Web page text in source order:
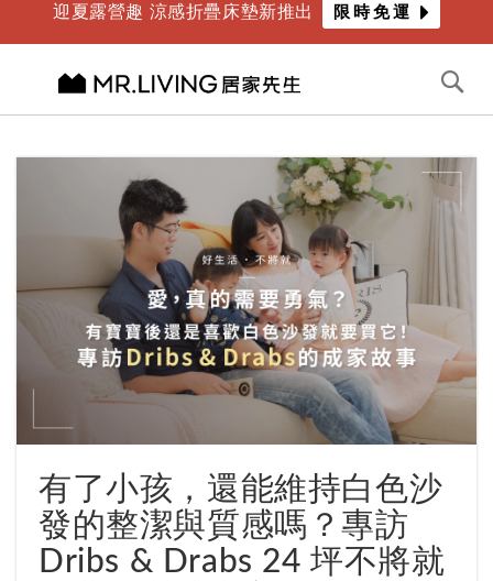
迎夏露營趣 涼感折疊床墊新推出 限時免運
有了小孩，還能維持白色沙
發的整潔與質感嗎？專訪
Dribs & Drabs 24 坪不將就